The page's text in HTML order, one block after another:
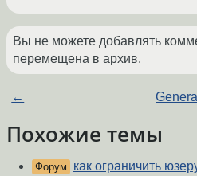
Вы не можете добавлять
перемещена в архив.
← General
Похожие темы
Форум
как ограничить